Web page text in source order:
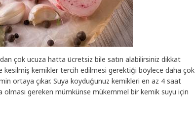
çok ucuza hatta ücretsiz bile satın alabilirsiniz dikkat
kemikler tercih edilmesi gerektiği böylece daha çok
ortaya çıkar. Suya koyduğunuz kemikleri en az 4 saat
olması gereken mümkünse mükemmel bir kemik suyu için